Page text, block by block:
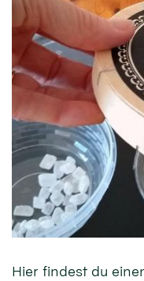
Hier findest du